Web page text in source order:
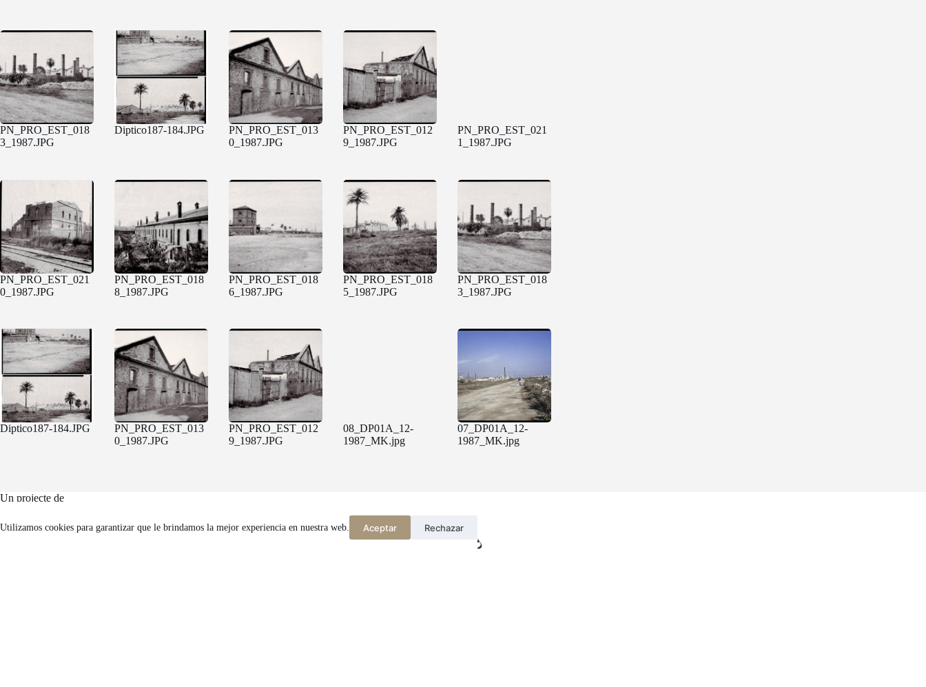
Utilizamos cookies para garantizar que le brindamos la mejor experiencia en nuestra web. Aceptar Rechazar
PN_PRO_EST_018
3_1987.JPG
Diptico187-184.JPG
PN_PRO_EST_013
0_1987.JPG
PN_PRO_EST_012
9_1987.JPG
PN_PRO_EST_021
1_1987.JPG
PN_PRO_EST_021
0_1987.JPG
PN_PRO_EST_018
8_1987.JPG
PN_PRO_EST_018
6_1987.JPG
PN_PRO_EST_018
5_1987.JPG
PN_PRO_EST_018
3_1987.JPG
Diptico187-184.JPG
PN_PRO_EST_013
0_1987.JPG
PN_PRO_EST_012
9_1987.JPG
08_DP01A_12-
1987_MK.jpg
07_DP01A_12-
1987_MK.jpg
Un projecte de
FACTORÍA HELIOGRÁFICA